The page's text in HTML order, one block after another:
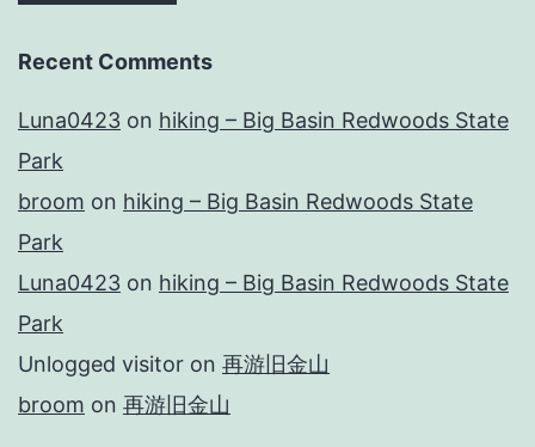
Recent Comments
Luna0423 on hiking – Big Basin Redwoods State
Park
broom on hiking – Big Basin Redwoods State
Park
Luna0423 on hiking – Big Basin Redwoods State
Park
Unlogged visitor on 再游旧金山
broom on 再游旧金山